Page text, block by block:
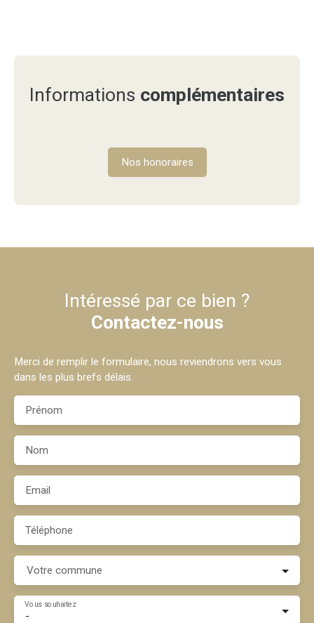
Informations complémentaires
Nos honoraires
Intéressé par ce bien ?
Contactez-nous
Merci de remplir le formulaire, nous reviendrons vers vous
dans les plus brefs délais.
Prénom
Nom
Email
Téléphone
Votre commune
-
Vous souhaitez